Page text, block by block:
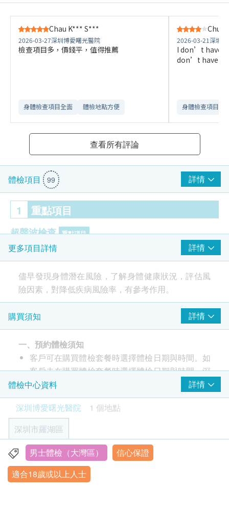
Chau K*** S***
2026-03-27深圳博愛曙光醫院
檢查項目多，價錢平，值得推薦
身體檢查項目全面 體檢地點方便
2026-03-21深圳
I don’t have
don’t have
身體檢查項目全
查看所有評論
體檢項目 99 詳情
1 重點項目
超聲波檢查 重點項目
上腹腔超聲波:肝
上腹腔超聲波:脾
上腹腔超聲波:膽
上腹腔超聲波:腎
前列腺超聲波- 只限男士
甲狀腺超聲波
膀胱超聲波
輸尿管超聲波
骨質密度超聲波
頸動脈超聲波
癌症指標 重點項目
總前列腺癌抗原 (只限男士)
游離前列腺癌抗原 (只限男士)
甲種胎蛋白 (肝癌)
病毒抗體EBV (鼻咽癌)
癌抗原 19.9 (胰臟)
癌抗原 72.4 (胃)
更多項目詳情 詳情
儘早發現身體潛在風險，了解身體健康狀況，評估風
險因素，對降低疾病風險率，有參考作用。
體檢前注意事項
請於檢查前一天保持清淡飲食，晚上8時後禁食，
避免劇烈運動，並保持充足睡眠；體檢當日早晨須
空腹（禁食、水及服藥等），有高血壓者可服藥後
來體檢（水不宜喝太多，以吞藥為主），有糖尿
病、哮喘、心臟病等客戶請攜帶藥物。
如有特殊身體狀況，請如實向主檢醫師說明（如心
腦血管疾病、糖尿病等）。
請穿著寬鬆輕便的服裝，進行X光檢查時建議穿著
棉質內衣，盡量避免穿戴有金屬亮片、金屬扣的衣
物（現場需脫掉）以及項鏈、手機、鑰匙、硬幣等
金屬物品（現場需摘下）。進行超聲波、心電圖檢
查時，男士不宜打領帶或穿緊袖上衣。
購買須知 詳情
一、預約體檢須知
客戶可在購買體檢套餐時選擇體檢日期與時間。如
客戶未在購買體檢套餐時選擇體檢日期與時間，深
圳博愛曙光醫院將會於訂單成功付款後的2個工作
日內致電客戶進行預約。客戶亦可至少提前1個工
作日通過電話或WhatsApp聯絡深圳博愛曙光醫院
進行預約（電話：+86 4009301696或+852 6159
7225；WhatsApp：+86 18938051433）。
客戶到達現場後，深圳博愛曙光醫院工作人員會核
對客戶的姓名、出生年月日、手機號碼及健康網購
health.ESDlife成功訂購電郵。
體檢中心資料
詳情
深圳博愛曙光醫院
1 個地點
深圳市羅湖區
深圳市羅湖區筍崗街道筍西社區寶安北路 2088 號深業物流
大廈 101（負 1、1 - 11 層、1201、13 - 20 層）
男士體檢（大灣區）
信心保證
適合18歲或以上人士